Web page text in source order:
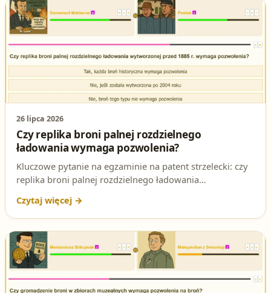
26 lipca 2026
Czy replika broni palnej rozdzielnego
ładowania wymaga pozwolenia?
Kluczowe pytanie na egzaminie na patent strzelecki: czy
replika broni palnej rozdzielnego ładowania
Sprawdź prawidłową odpowiedź oraz podstawę prawną
z ustawy o broni i amunicji.